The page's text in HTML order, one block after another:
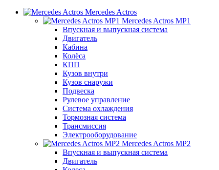
Mercedes Actros
Mercedes Actros MP1
Впускная и выпускная система
Двигатель
Кабина
Колёса
КПП
Кузов внутри
Кузов снаружи
Подвеска
Рулевое управление
Система охлаждения
Тормозная система
Трансмиссия
Электрооборудование
Mercedes Actros MP2
Впускная и выпускная система
Двигатель